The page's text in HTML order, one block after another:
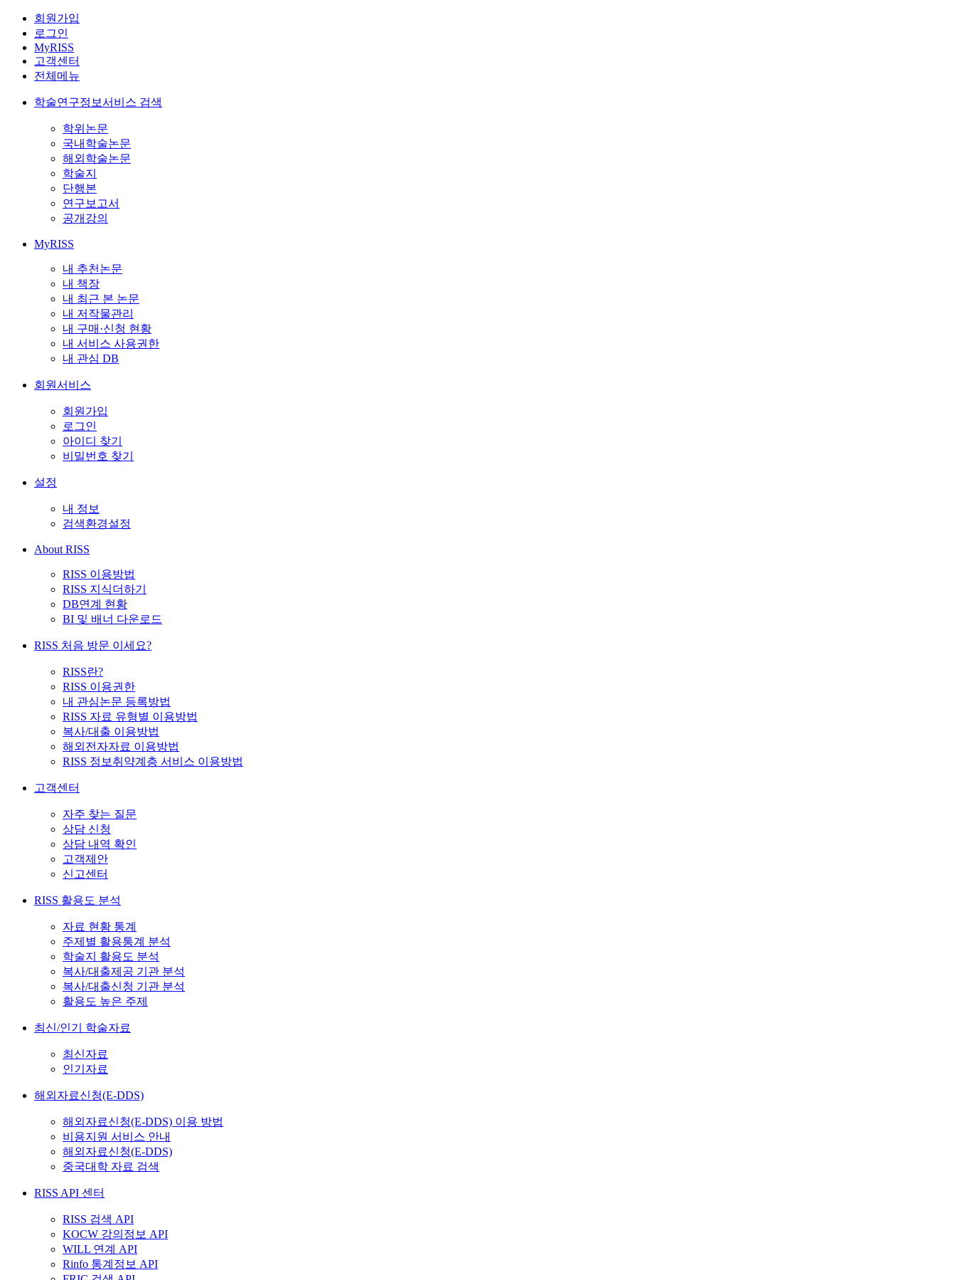
회원가입
로그인
MyRISS
고객센터
전체메뉴
학술연구정보서비스 검색
학위논문
국내학술논문
해외학술논문
학술지
단행본
연구보고서
공개강의
MyRISS
내 추천논문
내 책장
내 최근 본 논문
내 저작물관리
내 구매·신청 현황
내 서비스 사용권한
내 관심 DB
회원서비스
회원가입
로그인
아이디 찾기
비밀번호 찾기
설정
내 정보
검색환경설정
About RISS
RISS 이용방법
RISS 지식더하기
DB연계 현황
BI 및 배너 다운로드
RISS 처음 방문 이세요?
RISS란?
RISS 이용권한
내 관심논문 등록방법
RISS 자료 유형별 이용방법
복사/대출 이용방법
해외전자자료 이용방법
RISS 정보취약계층 서비스 이용방법
고객센터
자주 찾는 질문
상담 신청
상담 내역 확인
고객제안
신고센터
RISS 활용도 분석
자료 현황 통계
주제별 활용통계 분석
학술지 활용도 분석
복사/대출제공 기관 분석
복사/대출신청 기관 분석
활용도 높은 주제
최신/인기 학술자료
최신자료
인기자료
해외자료신청(E-DDS)
해외자료신청(E-DDS) 이용 방법
비용지원 서비스 안내
해외자료신청(E-DDS)
중국대학 자료 검색
RISS API 센터
RISS 검색 API
KOCW 강의정보 API
WILL 연계 API
Rinfo 통계정보 API